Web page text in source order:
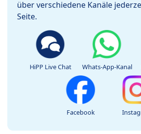
über verschiedene Kanäle
Seite.
HiPP Live Chat Whats-App-Kanal
Facebook